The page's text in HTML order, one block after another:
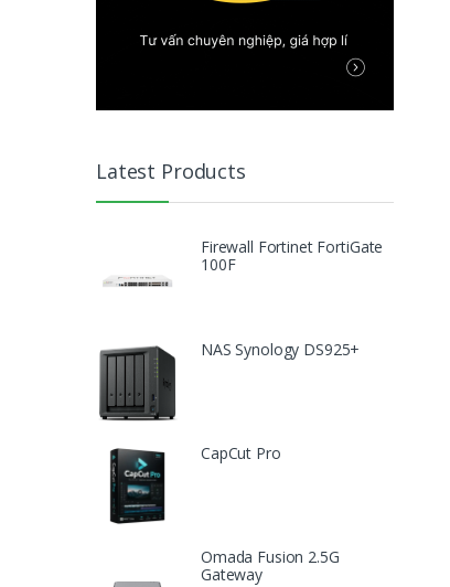
Latest Products
Firewall Fortinet FortiGate
100F
NAS Synology DS925+
CapCut Pro
Omada Fusion 2.5G
Gateway